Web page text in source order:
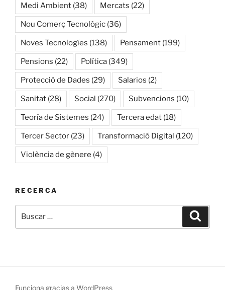
Medi Ambient (38) Mercats (22)
Nou Comerç Tecnològic (36)
Noves Tecnologíes (138) Pensament (199)
Pensions (22) Política (349)
Protecció de Dades (29) Salarios (2)
Sanitat (28) Social (270) Subvencions (10)
Teoría de Sistemes (24) Tercera edat (18)
Tercer Sector (23) Transformació Digital (120)
Violència de gènere (4)
RECERCA
por:
Funciona gracias a WordPress